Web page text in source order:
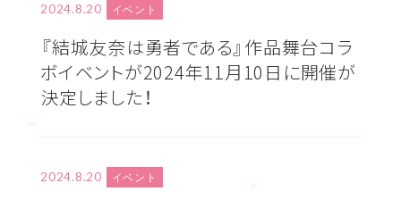
2024.8.20 イベント
『結城友奈は勇者である』作品舞台コラ
ボイベントが2024年11月10日に開催が
決定しました！
2024.8.20 イベント